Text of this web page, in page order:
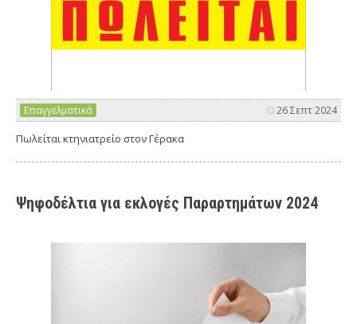
Επαγγελματικά 26 Σεπτ 2024
Πωλείται κτηνιατρείο στον Γέρακα
Ψηφοδέλτια για εκλογές Παραρτημάτων 2024